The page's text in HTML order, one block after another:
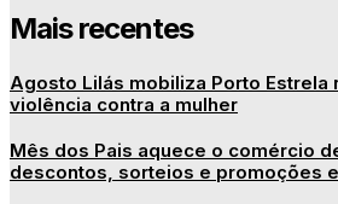
Mais recentes
Agosto Lilás mobiliza Porto Estrela
violência contra a mulher
Mês dos Pais aquece o comércio
descontos, sorteios e promoções